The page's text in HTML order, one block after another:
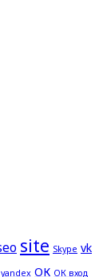
site Skype vk
yandex ОК ОК вход